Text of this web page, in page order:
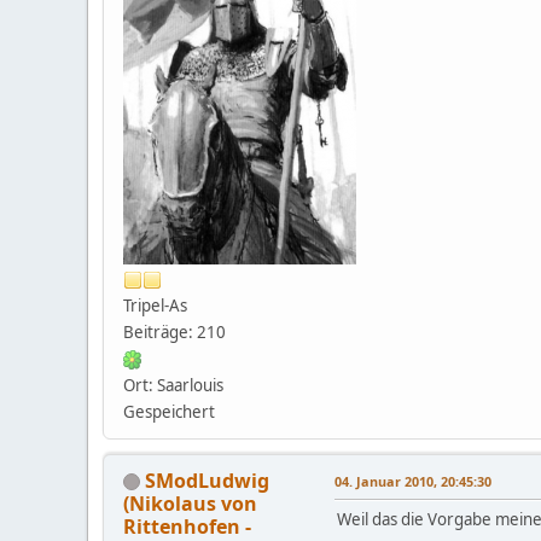
Tripel-As
Beiträge: 210
Ort: Saarlouis
Gespeichert
SModLudwig
(Nikolaus von
Rittenhofen -
04. Januar 2010, 20:45:30
Weil das die Vorgabe